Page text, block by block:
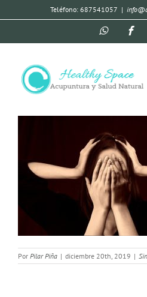
Teléfono: 687541057 |
Por Pilar Piña | diciembre 20th, 2019 |